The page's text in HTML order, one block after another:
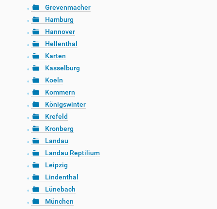
Grevenmacher
Hamburg
Hannover
Hellenthal
Karten
Kasselburg
Koeln
Kommern
Königswinter
Krefeld
Kronberg
Landau
Landau Reptilium
Leipzig
Lindenthal
Lünebach
München